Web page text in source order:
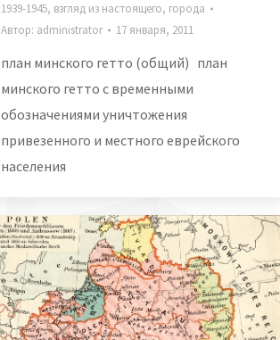
1939-1945, взгляд из настоящего, города
Автор: administrator 17 января, 2011
план минского гетто (общий) план
минского гетто с временными
обозначениями уничтожения
привезенного и местного еврейского
населения